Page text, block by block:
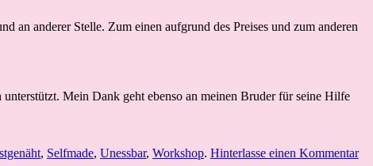
an anderer Stelle. Zum einen aufgrund des Preises und zum anderen
Mein Dank geht ebenso an meinen Bruder für seine Hilfe
, Selfmade, Unessbar, Workshop. Hinterlasse einen Kommentar